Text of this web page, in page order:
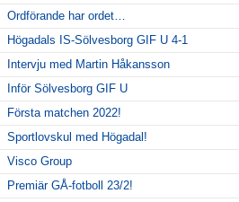
Ordförande har ordet…
Högadals IS-Sölvesborg GIF U 4-1
Intervju med Martin Håkansson
Inför Sölvesborg GIF U
Första matchen 2022!
Sportlovskul med Högadal!
Visco Group
Premiär GÅ-fotboll 23/2!